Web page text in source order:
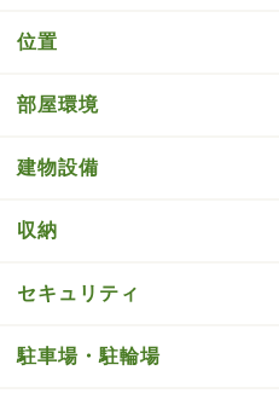
位置
部屋環境
建物設備
収納
セキュリティ
駐車場・駐輪場